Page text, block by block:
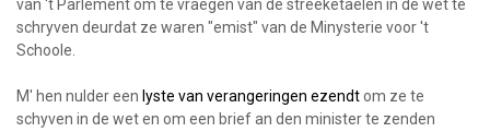
van 't Parlement om te vraegen van de streeketaelen in de wet te
schryven deurdat ze waren "emist" van de Minysterie voor 't
Schoole.
M' hen nulder een lyste van verangeringen ezendtom ze te
schyven in de wet en om een brief an den minister te zenden